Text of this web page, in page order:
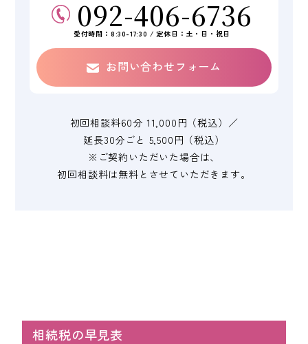
092-406-6736
受付時間：8:30-17:30 / 定休日：土・日・祝日
お問い合わせフォーム
初回相談料60分 11,000円（税込）／
延長30分ごと 5,500円（税込）
※ご契約いただいた場合は、
初回相談料は無料と させていただきます。
相続税の早見表